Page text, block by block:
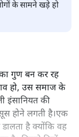
के सामने खड़े हो
गुण बन कर रह
हो, उस समाज के
इंसानियत की
होने लगती है।एक
है क्योंकि वह